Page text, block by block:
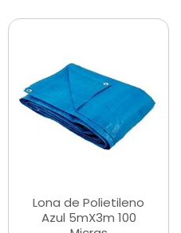
Lona de Polietileno
Azul 5mX3m 100